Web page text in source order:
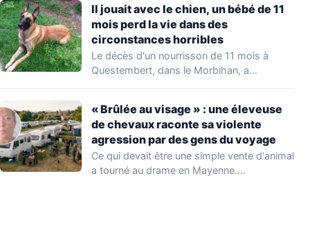
Il jouait avec le chien, un bébé de 11
mois perd la vie dans des
circonstances horribles
Le décès d'un nourrisson de 11 mois à
Questembert, dans le Morbihan, a
« Brûlée au visage » : une éleveuse
de chevaux raconte sa violente
agression par des gens du voyage
Ce qui devait être une simple vente d'animal
a tourné au drame en Mayenne.…